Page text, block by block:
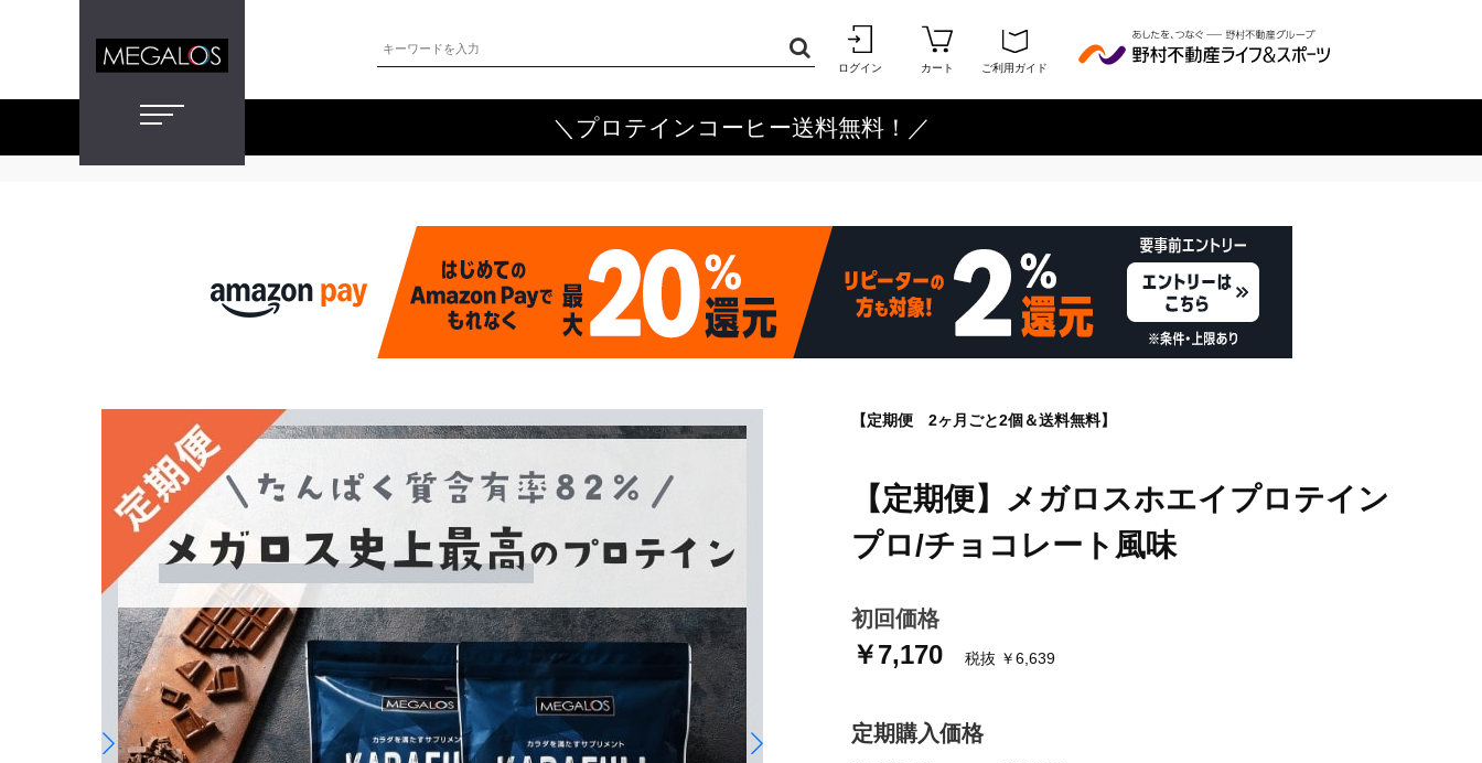
ログイン カート ご利用ガイド
＼プロテインコーヒー送料無料！／
【定期便 2ヶ月ごと2個＆送料無料】
【定期便】メガロスホエイプロテイン
プロ/チョコレート風味
初回価格
￥7,170 税抜 ￥6,639
定期購入価格